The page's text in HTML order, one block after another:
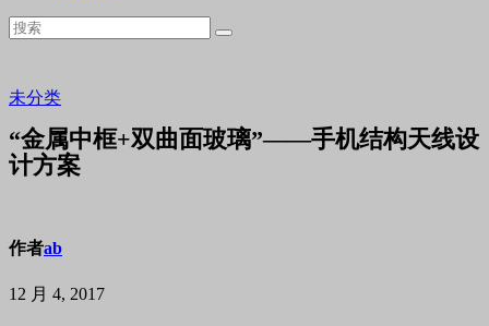
未分类
“金属中框+双曲面玻璃”——手机结构天线设
计方案
作者ab
12 月 4, 2017